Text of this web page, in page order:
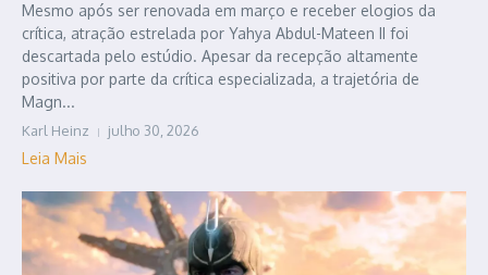
Mesmo após ser renovada em março e receber elogios da
crítica, atração estrelada por Yahya Abdul-Mateen II foi
descartada pelo estúdio. Apesar da recepção altamente
positiva por parte da crítica especializada, a trajetória de
Magn...
Karl Heinz julho 30, 2026
Leia Mais